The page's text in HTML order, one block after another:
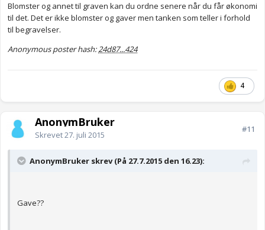
Blomster og annet til graven kan du ordne senere når du får økonomi
til det. Det er ikke blomster og gaver men tanken som teller i forhold
til begravelser.
Anonymous poster hash:24d87...424
4
AnonymBruker
Skrevet27. juli 2015
#11
AnonymBruker skrev (På 27.7.2015 den 16.23):
Gave??